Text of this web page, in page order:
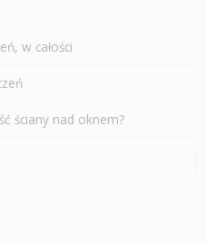
w całości
ściany nad oknem?